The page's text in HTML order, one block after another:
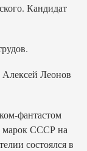
Кандидат
Алексей Леонов
фантастом
марок СССР на
состоялся в